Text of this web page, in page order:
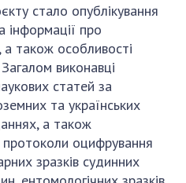
стало опублікування
інформації про
також особливості
виконавці
статей за
та українських
а також
оцифрування
зразків судинних